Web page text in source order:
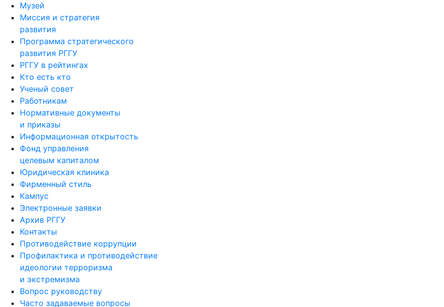
Музей
Миссия и стратегия
развития
Программа стратегического
развития РГГУ
РГГУ в рейтингах
Кто есть кто
Ученый совет
Работникам
Нормативные документы
и приказы
Информационная открытость
Фонд управления
целевым капиталом
Юридическая клиника
Фирменный стиль
Кампус
Электронные заявки
Архив РГГУ
Контакты
Противодействие коррупции
Профилактика и противодействие
идеологии терроризма
и экстремизма
Вопрос руководству
Часто задаваемые вопросы